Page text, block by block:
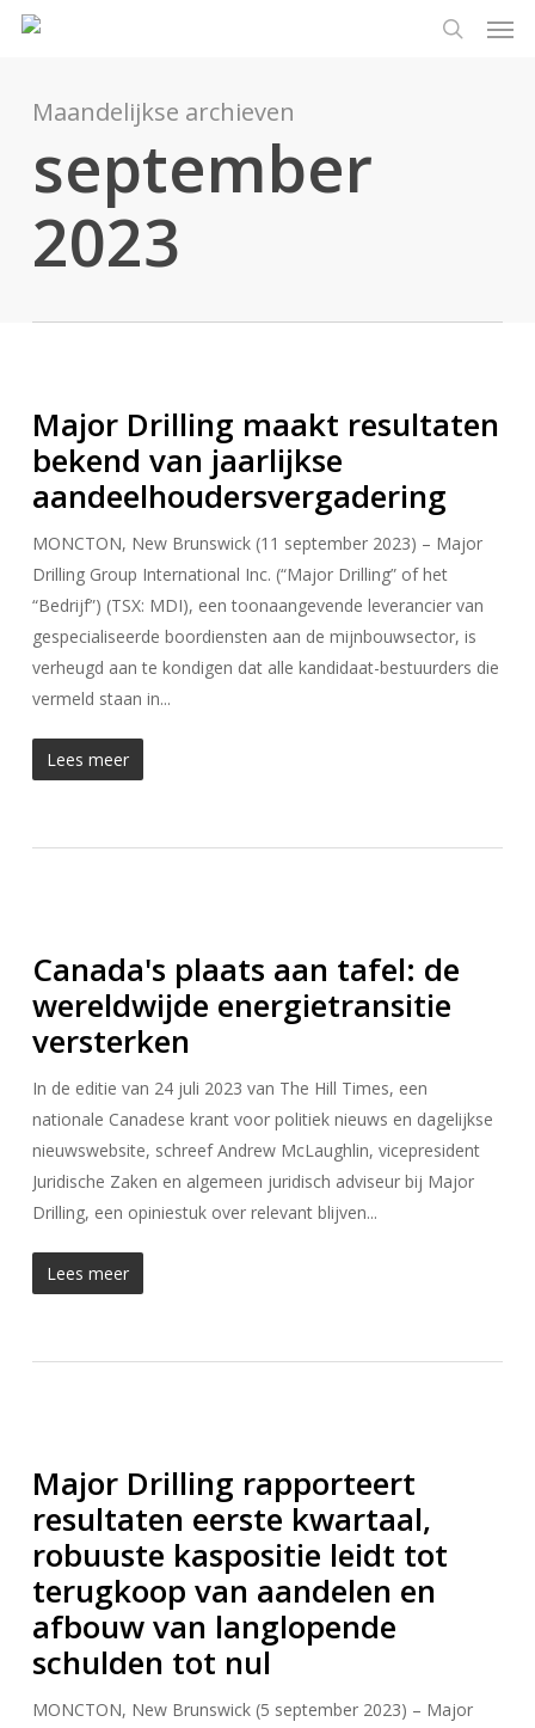
hoofdinhoud
Maandelijkse archieven
september
2023
Major Drilling maakt resultaten
bekend van jaarlijkse
aandeelhoudersvergadering
MONCTON, New Brunswick (11 september 2023) – Major
Drilling Group International Inc. (“Major Drilling” of het
“Bedrijf”) (TSX: MDI), een toonaangevende leverancier van
gespecialiseerde boordiensten aan de mijnbouwsector, is
verheugd aan te kondigen dat alle kandidaat-bestuurders die
vermeld staan in...
Lees meer
Canada's plaats aan tafel: de
wereldwijde energietransitie
versterken
In de editie van 24 juli 2023 van The Hill Times, een
nationale Canadese krant voor politiek nieuws en dagelijkse
nieuwswebsite, schreef Andrew McLaughlin, vicepresident
Juridische Zaken en algemeen juridisch adviseur bij Major
Drilling, een opiniestuk over relevant blijven...
Lees meer
Major Drilling rapporteert
resultaten eerste kwartaal,
robuuste kaspositie leidt tot
terugkoop van aandelen en
afbouw van langlopende
schulden tot nul
MONCTON, New Brunswick (5 september 2023) – Major